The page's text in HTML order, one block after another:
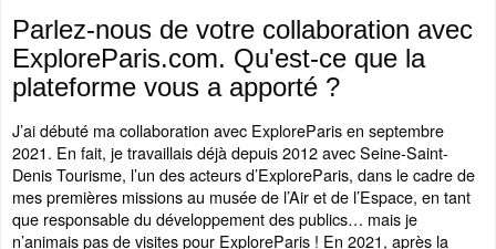
Parlez-nous de votre collaboration avec
ExploreParis.com. Qu'est-ce que la
plateforme vous a apporté ?
J’ai débuté ma collaboration avec ExploreParis en septembre
2021. En fait, je travaillais déjà depuis 2012 avec Seine-Saint-
Denis Tourisme, l’un des acteurs d’ExploreParis, dans le cadre de
mes premières missions au musée de l’Air et de l’Espace, en tant
que responsable du développement des publics… mais je
n’animais pas de visites pour ExploreParis ! En 2021, après la